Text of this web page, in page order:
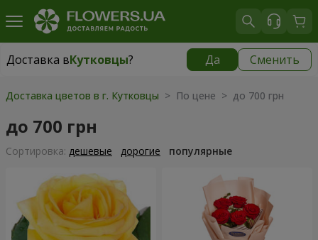
Доставка вКутковцы? Да Сменить
Доставка вКутковцы|
Доставка цветов в г. Кутковцы > По цене > до 700 грн
до 700 грн
Cортировка: дешевые дорогие популярные